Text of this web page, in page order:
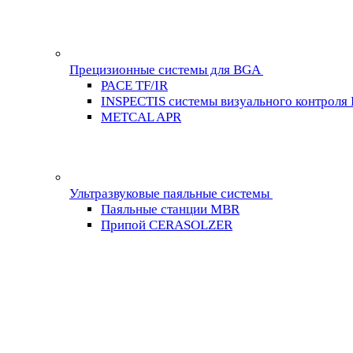
Прецизионные системы для BGA
PACE TF/IR
INSPECTIS системы визуального контроля
METCAL APR
Ультразвуковые паяльные системы
Паяльные станции MBR
Припой CERASOLZER